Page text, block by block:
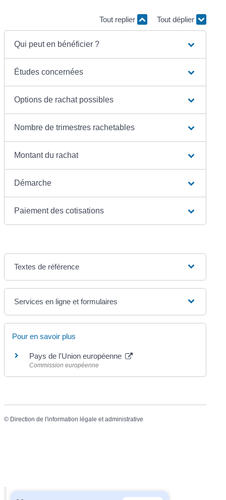
Tout replier Tout déplier
Qui peut en bénéficier ?
Études concernées
Options de rachat possibles
Nombre de trimestres rachetables
Montant du rachat
Démarche
Paiement des cotisations
Textes de référence
Services en ligne et formulaires
Pour en savoir plus
Pays de l'Union européenne
Commission européenne
© Direction de l'information légale et administrative